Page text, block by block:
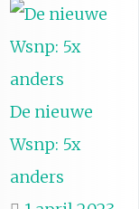
De nieuwe
Wsnp: 5x
anders